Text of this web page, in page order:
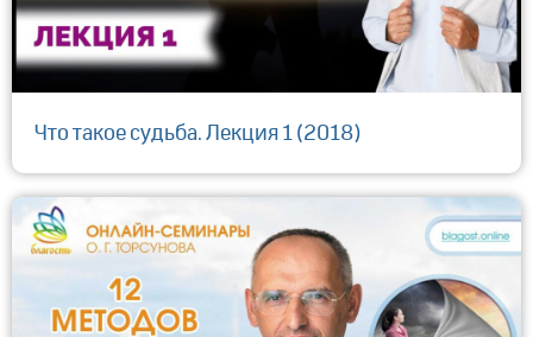
Что такое судьба. Лекция 1 (2018)